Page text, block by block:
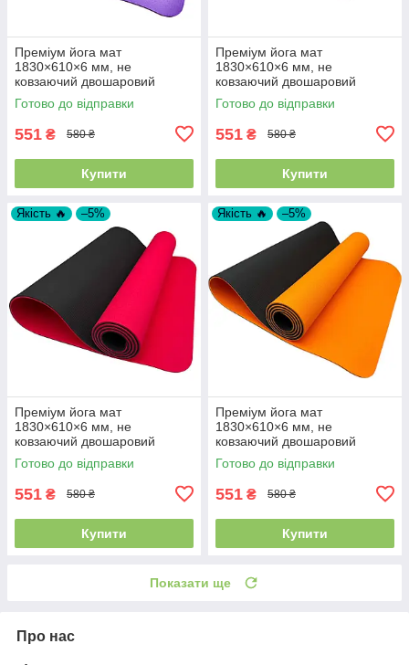
Преміум йога мат
1830×610×6 мм, не
ковзаючий двошаровий
килимок для фітнесу, TPE-
ТС, фіолетовий верх/
Готово до відправки
551 ₴ 580 ₴
Купити
Преміум йога мат
1830×610×6 мм, не
ковзаючий двошаровий
килимок для фітнесу, TPE-ТС
Готово до відправки
551 ₴ 580 ₴
Купити
Якість 🔥 –5%
Преміум йога мат
1830×610×6 мм, не
ковзаючий двошаровий
килимок для фітнесу, TPE-
ТС, червоний верх/чорний
Готово до відправки
551 ₴ 580 ₴
Купити
Якість 🔥 –5%
Преміум йога мат
1830×610×6 мм, не
ковзаючий двошаровий
килимок для фітнесу, TPE-
ТС, жовтогарячий верх/
Готово до відправки
551 ₴ 580 ₴
Купити
Показати ще
Про нас